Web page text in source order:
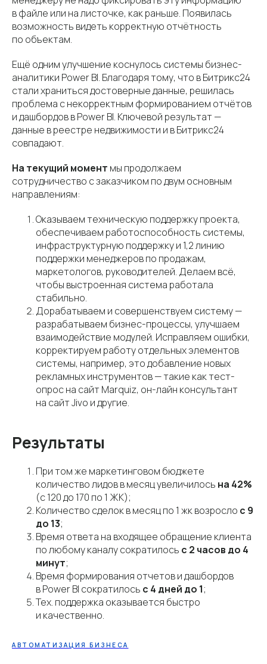
в файле или на листочке, как раньше. Появилась
возможность видеть корректную отчётность
по объектам.
Ещё одним улучшение коснулось системы бизнес-
аналитики Power BI. Благодаря тому, что в Битрикс24
стали храниться достоверные данные, решилась
проблема с некорректным формированием отчётов
и дашбордов в Power BI. Ключевой результат —
данные в реестре недвижимости и в Битрикс24
совпадают.
На текущий момент мы продолжаем
сотрудничество с заказчиком по двум основным
направлениям:
Оказываем техническую поддержку проекта,
обеспечиваем работоспособность системы,
инфраструктурную поддержку и 1,2 линию
поддержки менеджеров по продажам,
маркетологов, руководителей. Делаем всё,
чтобы выстроенная система работала
стабильно.
Дорабатываем и совершенствуем систему —
разрабатываем бизнес-процессы, улучшаем
взаимодействие модулей. Исправляем ошибки,
корректируем работу отдельных элементов
системы, например, это добавление новых
рекламных инструментов — такие как тест-
опрос на сайт Marquiz, он-лайн консультант
на сайт Jivo и другие.
Результаты
При том же маркетинговом бюджете
количество лидов в месяц увеличилось на 42%
(с 120 до 170 по 1 ЖК);
Количество сделок в месяц по 1 жк возросло с 9
до 13;
Время ответа на входящее обращение клиента
по любому каналу сократилось с 2 часов до 4
минут;
Время формирования отчетов и дашбордов
в Power BI сократилось с 4 дней до 1;
Тех. поддержка оказывается быстро
и качественно.
АВТОМАТИЗАЦИЯ БИЗНЕСА
ИТ-деятельности
Политика
конфиденциальности
© ООО "ИСИБ" ИНН 3808097535 info@isib.ru(отдел продаж)
© ООО "ИСИБИ" ИНН 3812995323 info@isibi.ru (ИТ-
интеграция)
г. Иркутск, ул. 5 Армии, стр. 2/1, офис 602
+7 (3952) 500-677
г. Иркутск, ул. 5-й
Армии, 2/1
(БЦ "Троицкий"), 6
этаж
Пн-Пт: 9:00 — 18:00
Сб-Вс: выходной
О компании
Благодарности
Партнеры
Стоимость услуг
бизнеса
Информационная
Главная
Сервисный
центр
Контакты